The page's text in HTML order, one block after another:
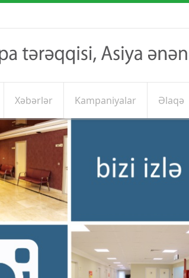
Xəbərlər Kampaniyalar Əlaqə